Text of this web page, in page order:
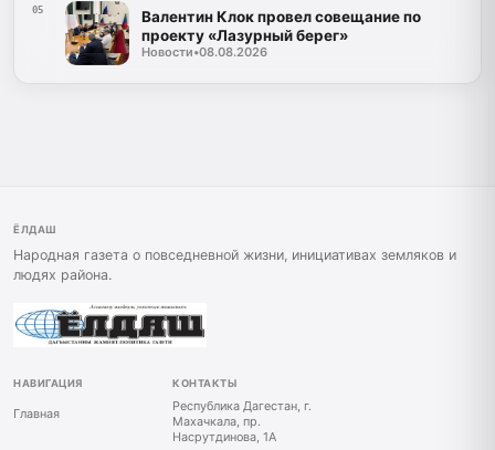
05
Валентин Клок провел совещание по
проекту «Лазурный берег»
Новости•08.08.2026
ЁЛДАШ
Народная газета о повседневной жизни, инициативах земляков и
людях района.
НАВИГАЦИЯ
Главная
КОНТАКТЫ
Республика Дагестан, г.
Махачкала, пр.
Насрутдинова, 1А